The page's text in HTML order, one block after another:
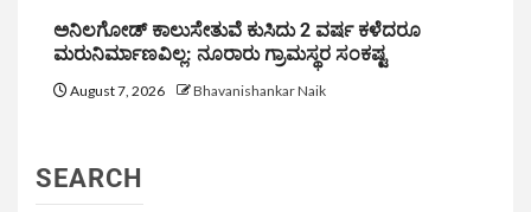
ಅನಿಲಗೋಡ್ ಕಾಲುಸೇತುವೆ ಕುಸಿದು 2 ವರ್ಷ ಕಳೆದರೂ
ಮರುನಿರ್ಮಾಣವಿಲ್ಲ: ನೂರಾರು ಗ್ರಾಮಸ್ಥರ ಸಂಕಷ್ಟ
August 7, 2026 Bhavanishankar Naik
SEARCH